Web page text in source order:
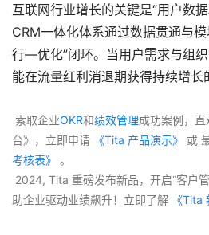
互联网行业增长的关键是“用户数
CRM一体化体系通过数据贯通与
行—优化”闭环。当用户需求与组
能在流量红利消退期获得持续增长
索取企业OKR和绩效管理成功案例，
台》，立即申请 《Tita 产品演示》 或
考核表》
。
助企业驱动业绩飙升！立即了解 《Tita